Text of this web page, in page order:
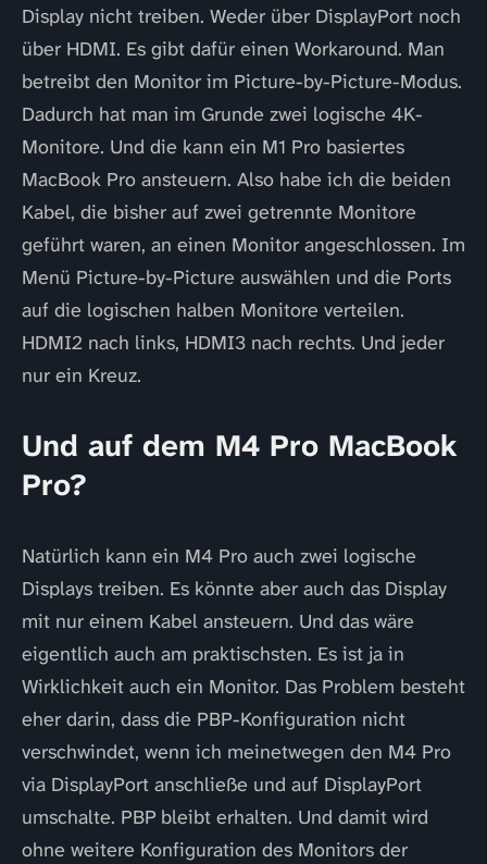
Display nicht treiben. Weder über DisplayPort noch
über HDMI. Es gibt dafür einen Workaround. Man
betreibt den Monitor im Picture-by-Picture-Modus.
Dadurch hat man im Grunde zwei logische 4K-
Monitore. Und die kann ein M1 Pro basiertes
MacBook Pro ansteuern. Also habe ich die beiden
Kabel, die bisher auf zwei getrennte Monitore
geführt waren, an einen Monitor angeschlossen. Im
Menü Picture-by-Picture auswählen und die Ports
auf die logischen halben Monitore verteilen.
HDMI2 nach links, HDMI3 nach rechts. Und jeder
nur ein Kreuz.
Und auf dem M4 Pro MacBook
Pro?
Natürlich kann ein M4 Pro auch zwei logische
Displays treiben. Es könnte aber auch das Display
mit nur einem Kabel ansteuern. Und das wäre
eigentlich auch am praktischsten. Es ist ja in
Wirklichkeit auch ein Monitor. Das Problem besteht
eher darin, dass die PBP-Konfiguration nicht
verschwindet, wenn ich meinetwegen den M4 Pro
via DisplayPort anschließe und auf DisplayPort
umschalte. PBP bleibt erhalten. Und damit wird
ohne weitere Konfiguration des Monitors der